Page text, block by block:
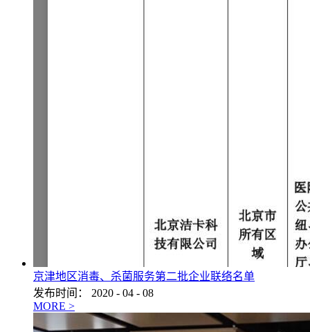
京津地区消毒、杀菌服务第二批企业联络名单
发布时间：
2020 - 04 - 08
MORE >